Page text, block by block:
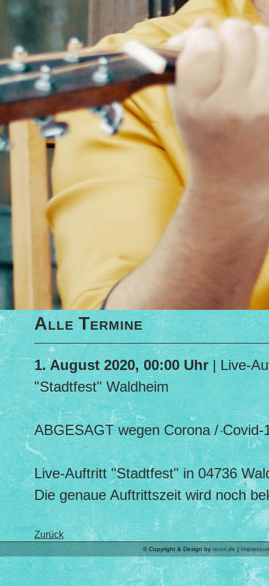
Alle Termine
1. August 2020, 00:00 Uhr| Live-
"Stadtfest" Waldheim
ABGESAGT wegen Corona / Covid-
Live-Auftritt "Stadtfest" in 04736
Die genaue Auftrittszeit wird noch
Zurück
© Copyright & Design byrerori.de|